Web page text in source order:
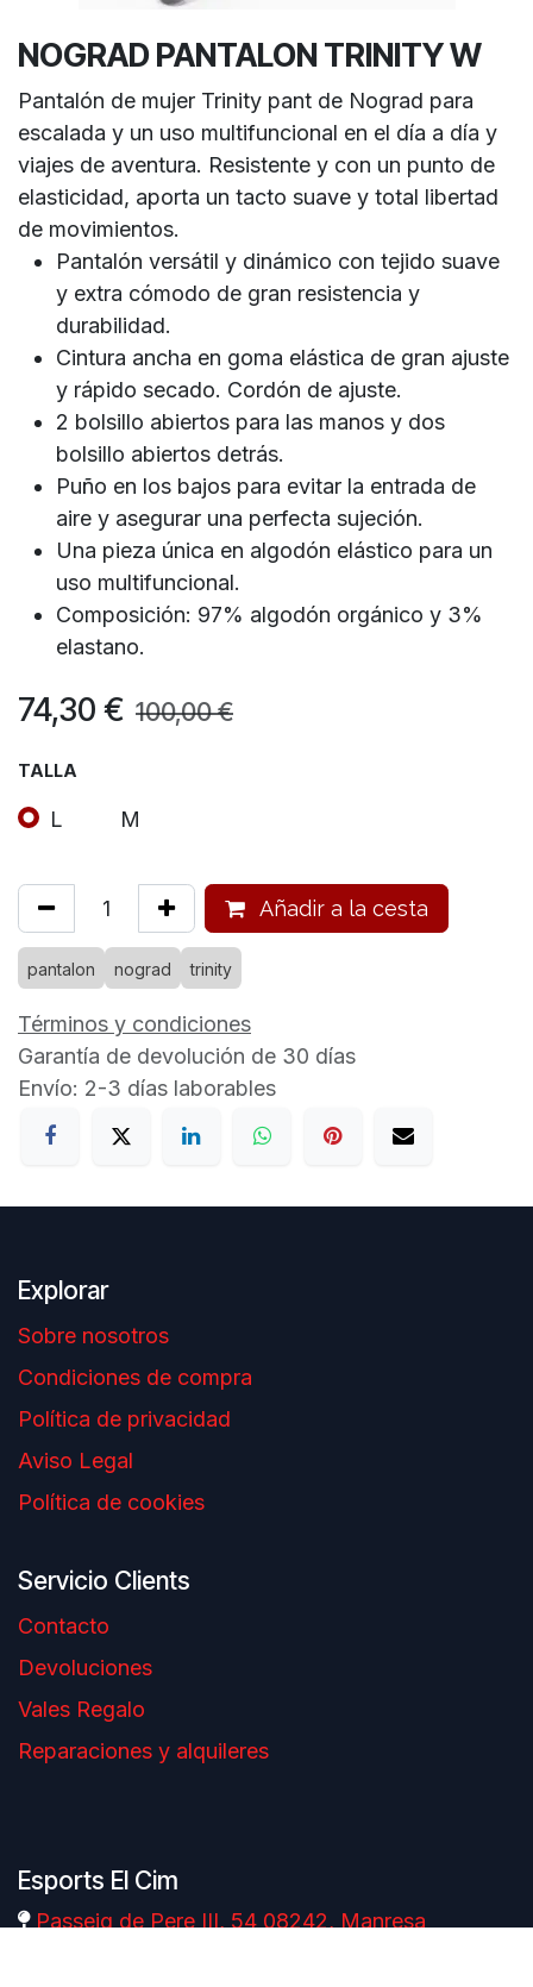
NOGRAD PANTALON TRINITY W
Pantalón de mujer Trinity pant de Nograd para
escalada y un uso multifuncional en el día a día y
viajes de aventura. Resistente y con un punto de
elasticidad, aporta un tacto suave y total libertad
de movimientos.
Pantalón versátil y dinámico con tejido suave
y extra cómodo de gran resistencia y
durabilidad.
Cintura ancha en goma elástica de gran ajuste
y rápido secado. Cordón de ajuste.
2 bolsillo abiertos para las manos y dos
bolsillo abiertos detrás.
Puño en los bajos para evitar la entrada de
aire y asegurar una perfecta sujeción.
Una pieza única en algodón elástico para un
uso multifuncional.
Composición: 97% algodón orgánico y 3%
elastano.
74,30 € 100,00€
TALLA
L M
Añadir a la cesta
pantalon nograd trinity
Términos y condiciones
Garantía de devolución de 30 días
Envío: 2-3 días laborables
Explorar
Sobre nosotros
Condiciones de compra
Política de privacidad
Aviso Legal
Política de cookies
Servicio Clients
Contacto
Devoluciones
Vales Regalo
Reparaciones y alquileres
Esports El Cim
Passeig de Pere III, 54 08242, Manresa